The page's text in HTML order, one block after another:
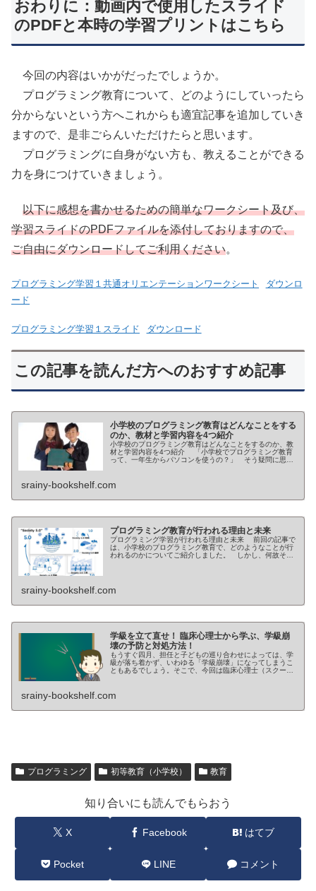
おわりに：動画内で使用したスライド
のPDFと本時の学習プリントはこちら
今回の内容はいかがだったでしょうか。
プログラミング教育について、どのようにしていったら
分からないという方へこれからも適宜記事を追加していき
ますので、是非ごらんいただけたらと思います。
プログラミングに自身がない方も、教えることができる
力を身につけていきましょう。
以下に感想を書かせるための簡単なワークシート及び、
学習スライドのPDFファイルを添付しておりますので、
ご自由にダウンロードしてご利用ください。
プログラミング学習１共通オリエンテーションワークシート
ダウンロ
ード
プログラミング学習１スライド ダウンロード
この記事を読んだ方へのおすすめ記事
小学校のプログラミング教育はどんなことをする
のか、教材と学習内容を4つ紹介
小学校のプログラミング教育はどんなことをするのか、教
材と学習内容を4つ紹介 「小学校でプログラミング教育
って、一年生からパソコンを使うの？」 そう疑問に思う
srainy-bookshelf.com
プログラミング教育が行われる理由と未来
プログラミング学習が行われる理由と未来 前回の記事で
は、小学校のプログラミング教育で、どのようなことが行
われるのかについてご紹介しました。 しかし、何故それ
srainy-bookshelf.com
学級を立て直せ！ 臨床心理士から学ぶ、学級崩
壊の予防と対処方法！
もうすぐ四月、担任と子どもの巡り合わせによっては、学
級が落ち着かず、いわゆる「学級崩壊」になってしまうこ
ともあるでしょう。そこで、今回は臨床心理士（スクール
切なのかを紹介いたします。
srainy-bookshelf.com
プログラミング 初等教育（小学校） 教育
知り合いにも読んでもらおう
X Facebook はてブ
Pocket LINE コメント